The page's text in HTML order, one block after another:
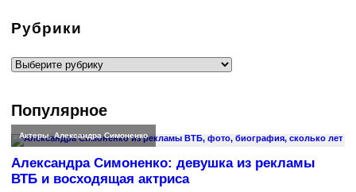
Рубрики
Рубрики
Популярное
Актеры,Александра Симоненко
Александра Симоненко: девушка из рекламы
ВТБ и восходящая актриса